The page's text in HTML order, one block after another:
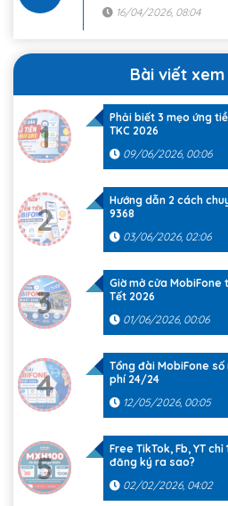
16/04/2026, 08:04
Bài viết xem
1
Phải biết 3 mẹo ứng
TKC 2026
09/06/2026, 00:06
2
Hướng dẫn 2 cách
9368
03/06/2026, 02:06
3
Giờ mở cửa MobiFone
Tết 2026
01/06/2026, 00:06
4
Tổng đài MobiFone
phí 24/24
12/05/2026, 00:05
5
Free TikTok, Fb, YT chỉ
đăng ký ra sao?
02/02/2026, 04:02